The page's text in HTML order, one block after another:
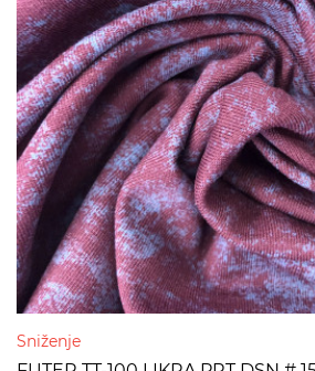
Sniženje